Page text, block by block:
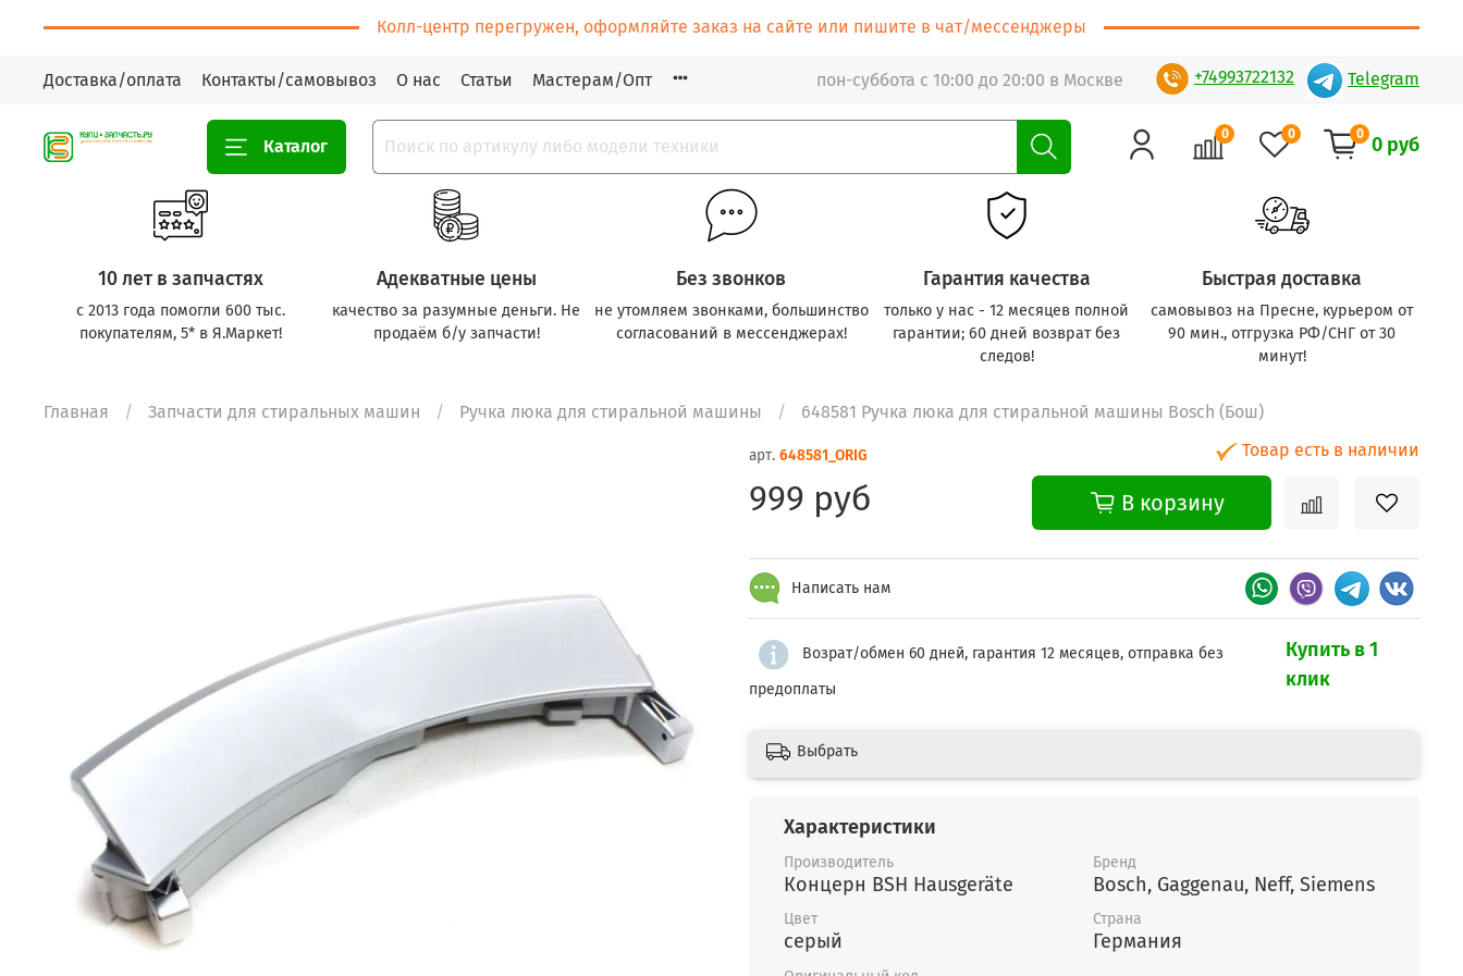
Колл-центр перегружен, оформляйте заказ на сайте или пишите в чат/мессенджеры
Доставка/оплата Контакты/самовывоз О нас Статьи Мастерам/Опт пон-суббота с 10:00 до 20:00 в Москве +74993722132 Telegram
Каталог
0 0 0 0 руб
10 лет в запчастях
с 2013 года помогли 600 тыс.
покупателям, 5* в Я.Маркет!
Адекватные цены
качество за разумные деньги. Не
продаём б/у запчасти!
Без звонков
не утомляем звонками, большинство
согласований в мессенджерах!
Гарантия качества
только у нас - 12 месяцев полной
гарантии; 60 дней возврат без
следов!
Быстрая доставка
самовывоз на Пресне, курьером от
90 мин., отгрузка РФ/СНГ от 30
минут!
Главная Запчасти для стиральных машин Ручка люка для стиральной машины 648581 Ручка люка для стиральной машины Bosch (Бош)
арт. 648581_ORIG Товар есть в наличии
999 руб В корзину
Написать нам
Возрат/обмен 60 дней, гарантия 12 месяцев, отправка без
предоплаты
Купить в 1
клик
Выбрать
Характеристики
Производитель
Концерн BSH Hausgeräte
Бренд
Bosch, Gaggenau, Neff, Siemens
Цвет
серый
Страна
Германия